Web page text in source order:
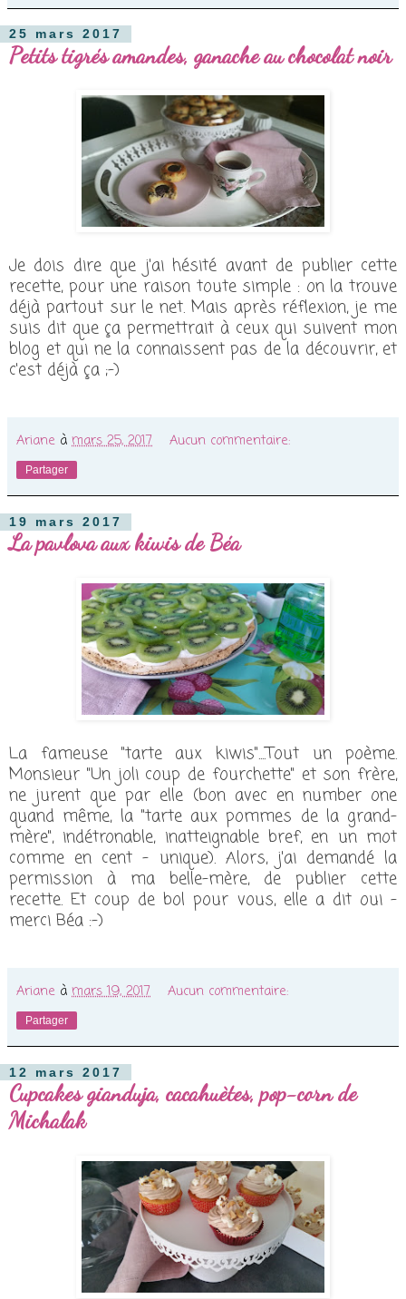
25 mars 2017
Petits tigrés amandes, ganache au chocolat noir
Je dois dire que j'ai hésité avant de publier cette
recette, pour une raison toute simple : on la trouve
déjà partout sur le net. Mais après réflexion, je me
suis dit que ça permettrait à ceux qui suivent mon
blog et qui ne la connaissent pas de la découvrir, et
c'est déjà ça ;-)
Ariane à mars 25, 2017 Aucun commentaire:
Partager
19 mars 2017
La pavlova aux kiwis de Béa
La fameuse "tarte aux kiwis"....Tout un poème.
Monsieur "Un joli coup de fourchette" et son frère,
ne jurent que par elle (bon avec en number one
quand même, la "tarte aux pommes de la grand-
mère", indétronable, inatteignable bref, en un mot
comme en cent - unique). Alors, j'ai demandé la
permission à ma belle-mère, de publier cette
recette. Et coup de bol pour vous, elle a dit oui -
merci Béa :-)
Ariane à mars 19, 2017 Aucun commentaire:
Partager
12 mars 2017
Cupcakes gianduja, cacahuètes, pop-corn de
Michalak